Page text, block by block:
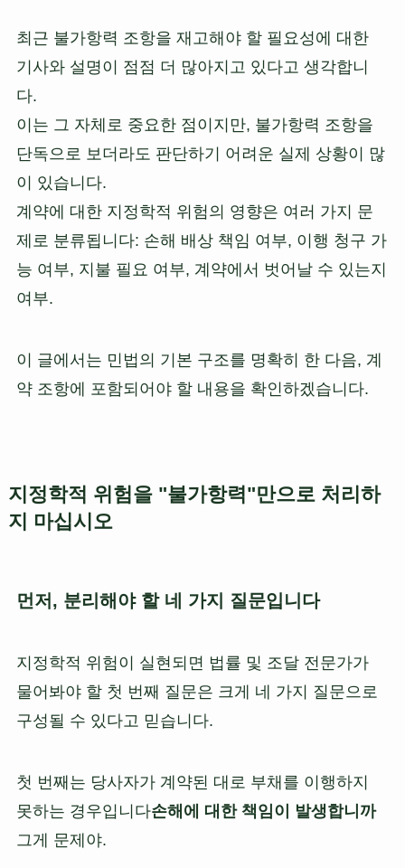
최근 불가항력 조항을 재고해야 할 필요성에 대한
기사와 설명이 점점 더 많아지고 있다고 생각합니
다.
이는 그 자체로 중요한 점이지만, 불가항력 조항을
단독으로 보더라도 판단하기 어려운 실제 상황이 많
이 있습니다.
계약에 대한 지정학적 위험의 영향은 여러 가지 문
제로 분류됩니다: 손해 배상 책임 여부, 이행 청구 가
능 여부, 지불 필요 여부, 계약에서 벗어날 수 있는지
여부.
이 글에서는 민법의 기본 구조를 명확히 한 다음, 계
약 조항에 포함되어야 할 내용을 확인하겠습니다.
지정학적 위험을 "불가항력"만으로 처리하
지 마십시오
먼저, 분리해야 할 네 가지 질문입니다
지정학적 위험이 실현되면 법률 및 조달 전문가가
물어봐야 할 첫 번째 질문은 크게 네 가지 질문으로
구성될 수 있다고 믿습니다.
첫 번째는 당사자가 계약된 대로 부채를 이행하지
못하는 경우입니다손해에 대한 책임이 발생합니까
그게 문제야.